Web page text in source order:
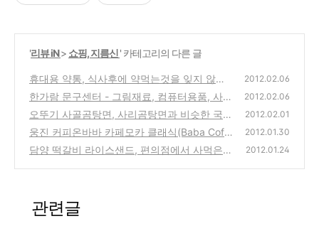
'리뷰 iN> 쇼핑, 지름신' 카테고리의 다른 글
휴대용 약통, 식사후에 약먹는것을 잊지 않게
해주는 다이소에서 구입한 제품
(0)
2012.02.06
한가람 문구센터 - 그림재료, 컴퓨터용품, 사무
용품 등을 판매하는 홍대내에 있는 대규모의
문구점
(4)
2012.02.06
오뚜기 사골곰탕면, 사리곰탕면과 비슷한 국물
이 진하고 뽀얀 라면 구입 시식기
(0)
2012.02.01
웅진 커피온바바 카페모카 클래식(Baba Coff
ee Cafe Mocha Classic), 조인성이 모델로 나
2012.01.30
담양 떡갈비 라이스샌드, 편의점에서 사먹은
2012.01.24
관련글